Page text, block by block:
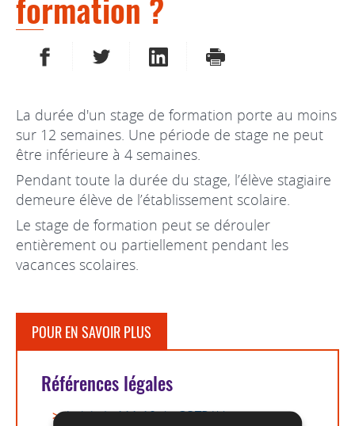
formation ?
PARTAGER SUR FACEBOOK
PARTAGER SUR TWITTER
PARTAGER SUR LINKEDIN
IMPRIMER
La durée d'un stage de formation porte au moins
sur 12 semaines. Une période de stage ne peut
être inférieure à 4 semaines.
Pendant toute la durée du stage, l’élève stagiaire
demeure élève de l’établissement scolaire.
Le stage de formation peut se dérouler
entièrement ou partiellement pendant les
vacances scolaires.
POUR EN SAVOIR PLUS
Références légales
Article L. 111-10 du COTRAV